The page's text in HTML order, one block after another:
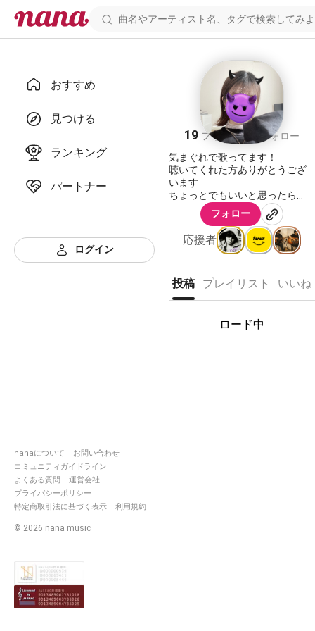
おすすめ
見つける
ランキング
パートナー
ログイン
nanaについて
お問い合わせ
コミュニティガイドライン
よくある質問
運営会社
プライバシーポリシー
特定商取引法に基づく表示
利用規約
© 2026 nana music
ねこ
19 フォロワー
フォロー
気まぐれで歌ってます！
聴いてくれた方ありがとうござ
います
ちょっとでもいいと思ったら
👏🏻ください
コラボもしたいです◖| ˘-˘ |◗〜♪
フォロー
応援者
投稿 プレイリスト いいね
ロード中